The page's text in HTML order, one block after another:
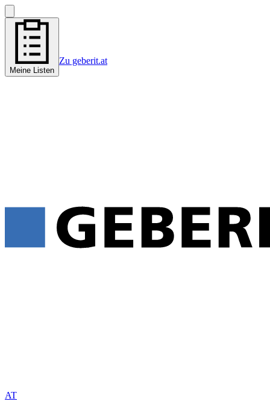
Meine Listen
Zu geberit.at
AT